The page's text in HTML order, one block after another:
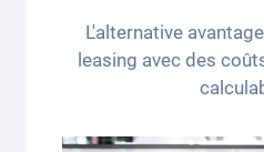
forfait kilométrique
confortablement sur
L'alternative
leasing avec des